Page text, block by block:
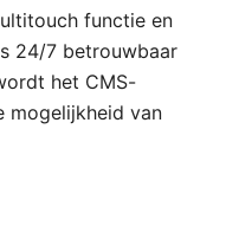
functie en
24/7 betrouwbaar
het CMS-
mogelijkheid van